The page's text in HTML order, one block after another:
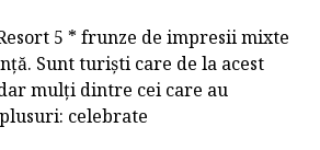
5 * frunze de impresii mixte
Sunt turiști care de la acest
mulți dintre cei care au
celebrate